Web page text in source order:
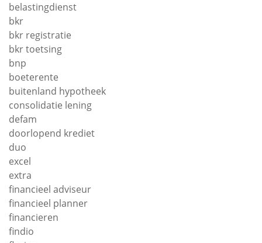
belastingdienst
bkr
bkr registratie
bkr toetsing
bnp
boeterente
buitenland hypotheek
consolidatie lening
defam
doorlopend krediet
duo
excel
extra
financieel adviseur
financieel planner
financieren
findio